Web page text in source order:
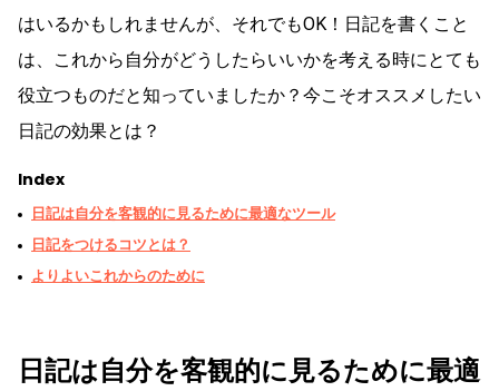
はいるかもしれませんが、それでもOK！日記を書くこと
は、これから自分がどうしたらいいかを考える時にとても
役立つものだと知っていましたか？今こそオススメしたい
日記の効果とは？
Index
日記は自分を客観的に見るために最適なツール
日記をつけるコツとは？
よりよいこれからのために
日記は自分を客観的に見るために最適